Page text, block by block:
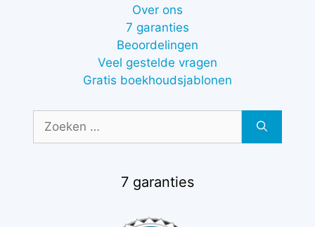
Over ons
7 garanties
Beoordelingen
Veel gestelde vragen
Gratis boekhoudsjablonen
Zoek
7 garanties